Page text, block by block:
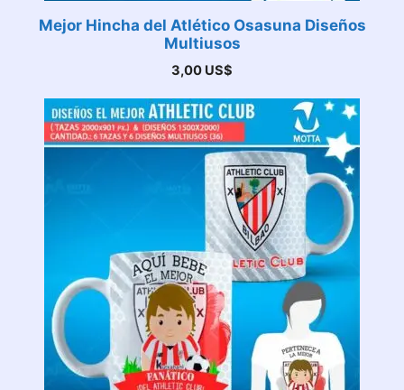
Mejor Hincha del Atlético Osasuna Diseños
Multiusos
3,00 US$